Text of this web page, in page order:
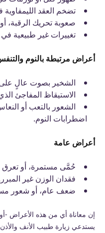
تضخم العقد الليمفاوية
صعوبة تحريك الرقبة،
تغييرات غير طبيعية في
أعراض مرتبطة بالنوم
الشخير بصوت عالٍ على
الاستيقاظ المفاجئ
الشعور بالتعب أو
اضطرابات النوم.
أعراض عامة
حُمَّى مستمرة، أو تعرق
فقدان الوزن غير المبرر
ضعف عام، أو شعور
إن معاناة أي من هذه الأعراض -
يستدعي زيارة طبيب الأنف